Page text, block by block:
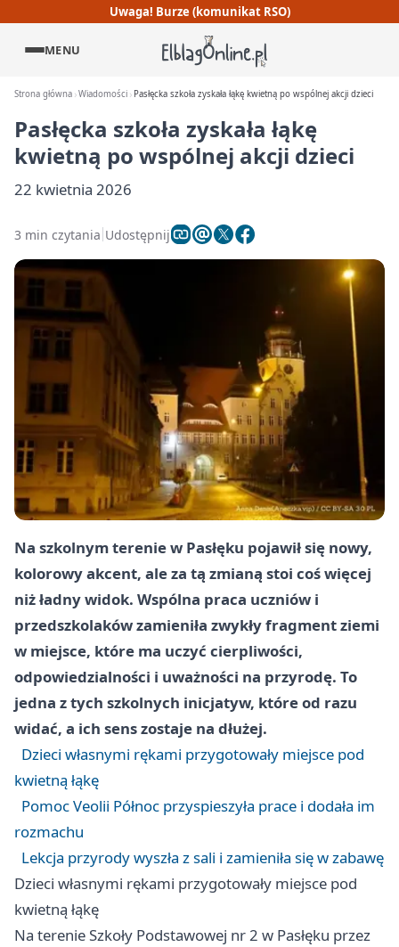
Uwaga! Burze (komunikat RSO)
MENU
Strona główna Wiadomości Pasłęcka szkoła zyskała łąkę kwietną po wspólnej akcji dzieci
Pasłęcka szkoła zyskała łąkę
kwietną po wspólnej akcji dzieci
22 kwietnia 2026
3 min czytania Udostępnij
Na szkolnym terenie w Pasłęku pojawił się nowy,
kolorowy akcent, ale za tą zmianą stoi coś więcej
niż ładny widok. Wspólna praca uczniów i
przedszkolaków zamieniła zwykły fragment ziemi
w miejsce, które ma uczyć cierpliwości,
odpowiedzialności i uważności na przyrodę. To
jedna z tych szkolnych inicjatyw, które od razu
widać, a ich sens zostaje na dłużej.
Dzieci własnymi rękami przygotowały miejsce pod
kwietną łąkę
Pomoc Veolii Północ przyspieszyła prace i dodała im
rozmachu
Lekcja przyrody wyszła z sali i zamieniła się w zabawę
Dzieci własnymi rękami przygotowały miejsce pod
kwietną łąkę
Na terenie Szkoły Podstawowej nr 2 w Pasłęku przez